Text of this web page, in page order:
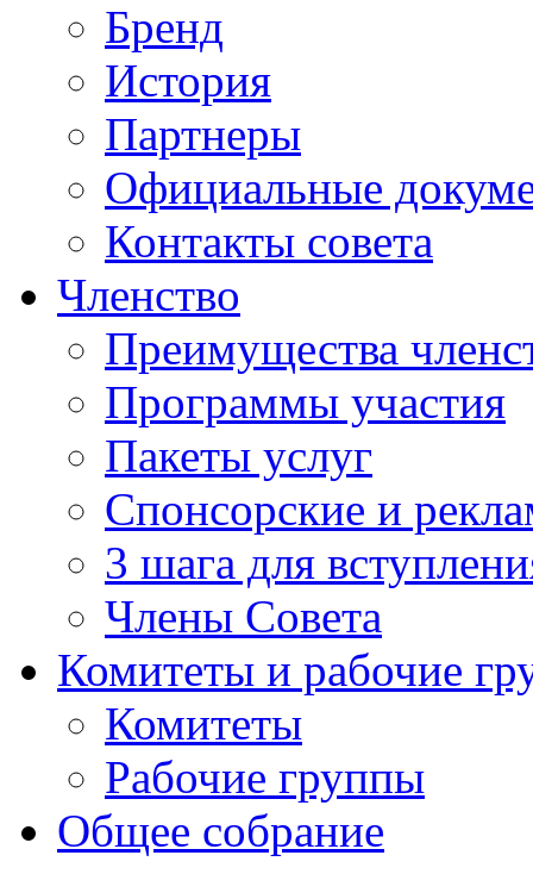
Бренд
История
Партнеры
Официальные
Контакты совета
Членство
Преимущества
Программы участия
Пакеты услуг
Спонсорские и
3 шага для
Члены Совета
Комитеты и рабочие
Комитеты
Рабочие группы
Общее собрание